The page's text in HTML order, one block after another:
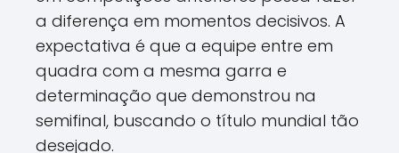
a diferença em momentos decisivos. A
expectativa é que a equipe entre em
quadra com a mesma garra e
determinação que demonstrou na
semifinal, buscando o título mundial tão
desejado.